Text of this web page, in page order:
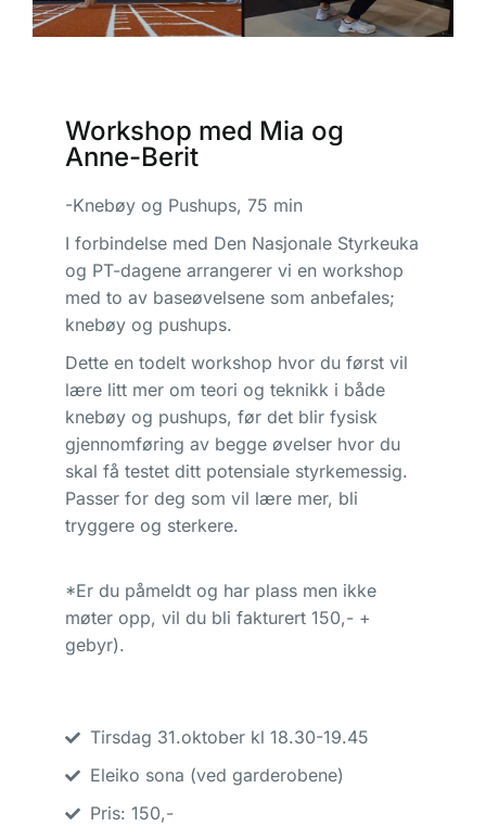
Workshop med Mia og
Anne-Berit
-Knebøy og Pushups, 75 min
I forbindelse med Den Nasjonale Styrkeuka
og PT-dagene arrangerer vi en workshop
med to av baseøvelsene som anbefales;
knebøy og pushups.
Dette en todelt workshop hvor du først vil
lære litt mer om teori og teknikk i både
knebøy og pushups, før det blir fysisk
gjennomføring av begge øvelser hvor du
skal få testet ditt potensiale styrkemessig.
Passer for deg som vil lære mer, bli
tryggere og sterkere.
*Er du påmeldt og har plass men ikke
møter opp, vil du bli fakturert 150,- +
gebyr).
Tirsdag 31.oktober kl 18.30-19.45
Eleiko sona (ved garderobene)
Pris: 150,-